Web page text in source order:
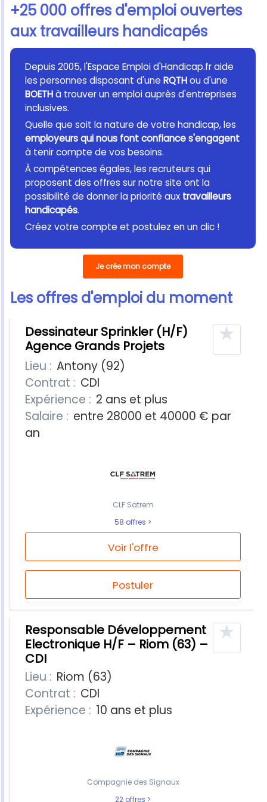
+25 000 offres d'emploi ouvertes
aux travailleurs handicapés
Depuis 2005, l'Espace Emploi d'Handicap.fr aide
les personnes disposant d'une RQTHou d'une
BOETHà trouver un emploi auprès d'entreprises
inclusives.
Quelle que soit la nature de votre handicap, les
employeurs qui nous font confiance s'engagent
à tenir compte de vos besoins.
À compétences égales, les recruteurs qui
proposent des offres sur notre site ont la
possibilité de donner la priorité aux travailleurs
handicapés.
Créez votre compte et postulez en un clic !
Je crée mon compte
Les offres d'emploi du moment
Dessinateur Sprinkler (H/F)
Agence Grands Projets
★
Lieu : Antony (92)
Contrat : CDI
Expérience : 2 ans et plus
Salaire : entre 28000 et 40000 € par
an
Voir l'offre
Postuler
CLF Satrem
58 offres
Responsable Développement
Electronique H/F – Riom (63) –
CDI
★
Lieu : Riom (63)
Contrat : CDI
Expérience : 10 ans et plus
Compagnie des Signaux
22 offres